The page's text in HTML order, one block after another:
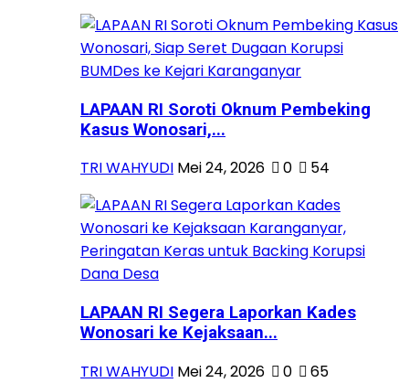
LAPAAN RI Soroti Oknum Pembeking
Kasus Wonosari,...
TRI WAHYUDI Mei 24, 2026 0 54
LAPAAN RI Segera Laporkan Kades
Wonosari ke Kejaksaan...
TRI WAHYUDI Mei 24, 2026 0 65